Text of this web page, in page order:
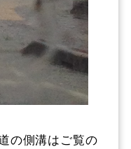
の側溝はご覧の